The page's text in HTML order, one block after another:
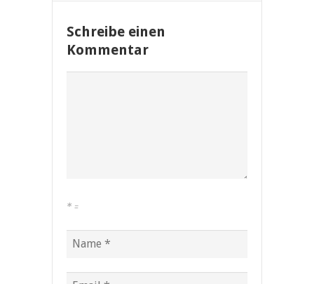
Schreibe einen
Kommentar
* =